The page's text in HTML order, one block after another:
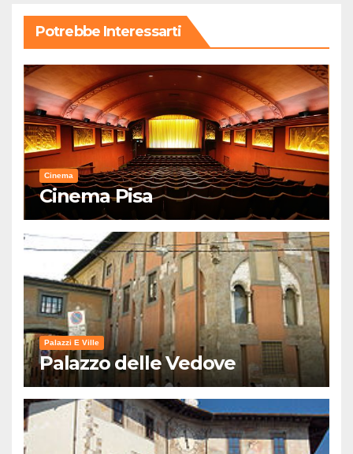
Potrebbe Interessarti
Cinema
Cinema Pisa
Palazzi E Ville
Palazzo delle Vedove